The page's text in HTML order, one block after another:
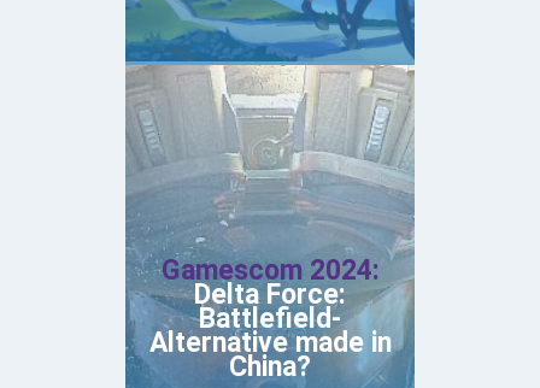
Gamescom 2024:
Delta Force:
Battlefield-
Alternative made in
China?